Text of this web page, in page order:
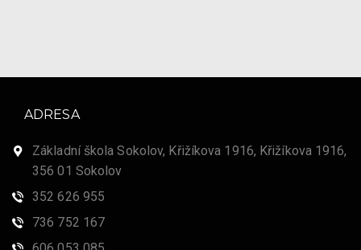
ADRESA
Základní škola Sokolov, Křižíkova 1916, Křižíkova 1916,
356 01 Sokolov
352 626 955
736 752 167